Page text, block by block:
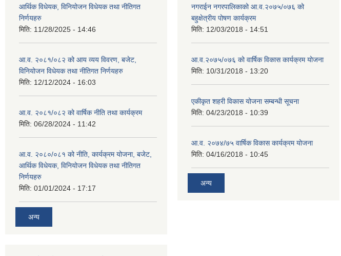
आर्थिक विधेयक, विनियोजन विधेयक तथा नीतिगत
निर्णयहरु
मिति: 11/28/2025 - 14:46
आ.व. २०८१/०८२ को आय व्यय विवरण, बजेट,
विनियोजन विधेयक तथा नीतिगत निर्णयहरु
मिति: 12/12/2024 - 16:03
आ.व. २०८१/०८२ को वार्षिक नीति तथा कार्यक्रम
मिति: 06/28/2024 - 11:42
आ.व. २०८०/०८१ को नीति, कार्यक्रम योजना, बजेट,
आर्थिक विधेयक, विनियोजन विधेयक तथा नीतिगत
निर्णयहरु
मिति: 01/01/2024 - 17:17
अन्य
नगराईन नगरपालिकाको आ.व.२०७५/०७६ को
बहुक्षेत्रीय पोषण कार्यक्रम
मिति: 12/03/2018 - 14:51
आ.व.२०७५/०७६ को वार्षिक विकास कार्यक्रम योजना
मिति: 10/31/2018 - 13:20
एकीकृत शहरी विकास योजना सम्बन्धी सूचना
मिति: 04/23/2018 - 10:39
आ.व. २०७४/७५ वार्षिक विकास कार्यक्रम योजना
मिति: 04/16/2018 - 10:45
अन्य